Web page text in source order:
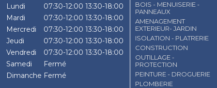
Lundi
07:30-12:00 13:30-18:00
Mardi
07:30-12:00 13:30-18:00
Mercredi
07:30-12:00 13:30-18:00
Jeudi
07:30-12:00 13:30-18:00
Vendredi
07:30-12:00 13:30-18:00
Samedi
Fermé
Dimanche Fermé
BOIS - MENUISERIE -
PANNEAUX
AMENAGEMENT
EXTERIEUR- JARDIN
ISOLATION - PLATRERIE
CONSTRUCTION
OUTILLAGE -
PROTECTION
PEINTURE - DROGUERIE
PLOMBERIE